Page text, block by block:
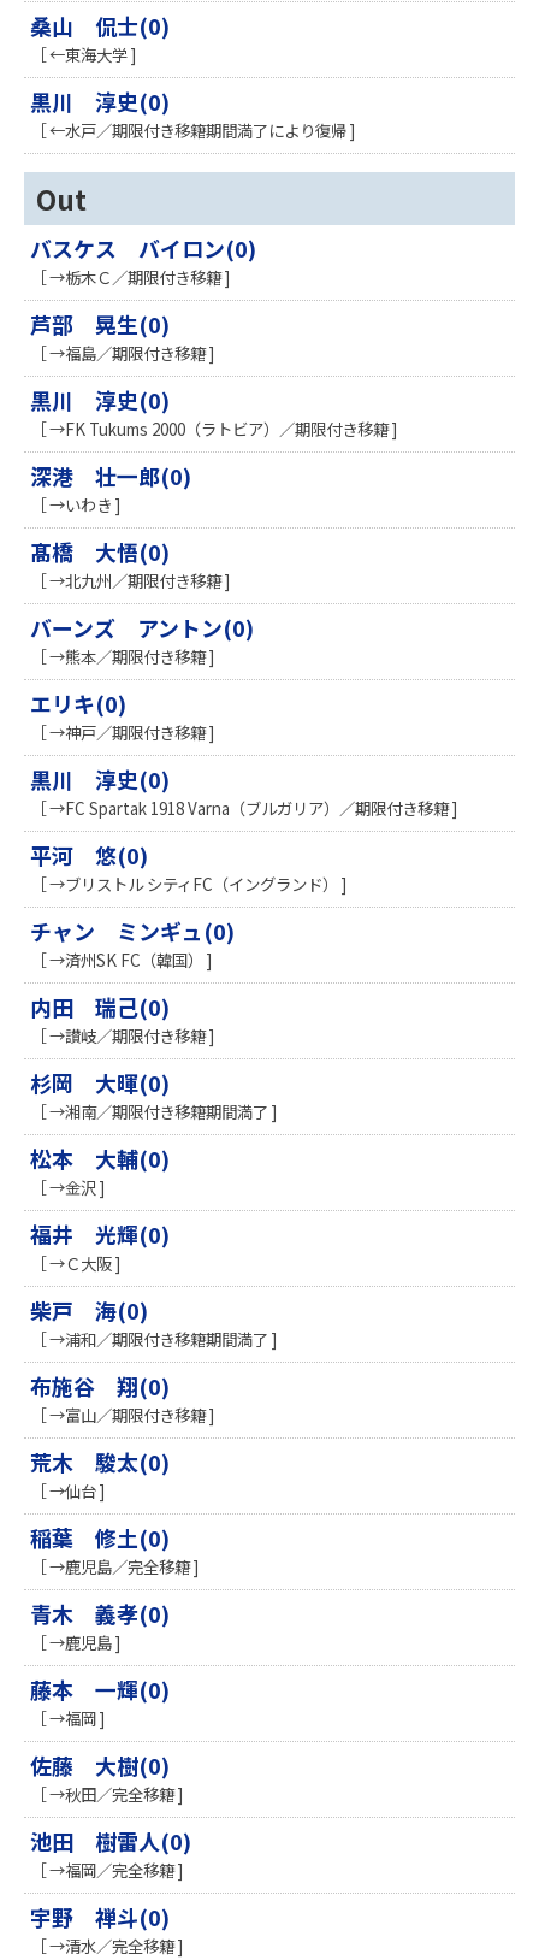
桑山 侃士(0)
［ ←東海大学 ]
黒川 淳史(0)
［ ←水戸／期限付き移籍期間満了により復帰 ]
Out
バスケス バイロン(0)
［ →栃木Ｃ／期限付き移籍 ]
芦部 晃生(0)
［ →福島／期限付き移籍 ]
黒川 淳史(0)
［ →FK Tukums 2000（ラトビア）／期限付き移籍 ]
深港 壮一郎(0)
［ →いわき ]
髙橋 大悟(0)
［ →北九州／期限付き移籍 ]
バーンズ アントン(0)
［ →熊本／期限付き移籍 ]
エリキ(0)
［ →神戸／期限付き移籍 ]
黒川 淳史(0)
［ →FC Spartak 1918 Varna（ブルガリア）／期限付き移籍 ]
平河 悠(0)
［ →ブリストル シティFC（イングランド） ]
チャン ミンギュ(0)
［ →済州SK FC（韓国） ]
内田 瑞己(0)
［ →讃岐／期限付き移籍 ]
杉岡 大暉(0)
［ →湘南／期限付き移籍期間満了 ]
松本 大輔(0)
［ →金沢 ]
福井 光輝(0)
［ →Ｃ大阪 ]
柴戸 海(0)
［ →浦和／期限付き移籍期間満了 ]
布施谷 翔(0)
［ →富山／期限付き移籍 ]
荒木 駿太(0)
［ →仙台 ]
稲葉 修土(0)
［ →鹿児島／完全移籍 ]
青木 義孝(0)
［ →鹿児島 ]
藤本 一輝(0)
［ →福岡 ]
佐藤 大樹(0)
［ →秋田／完全移籍 ]
池田 樹雷人(0)
［ →福岡／完全移籍 ]
宇野 禅斗(0)
［ →清水／完全移籍 ]